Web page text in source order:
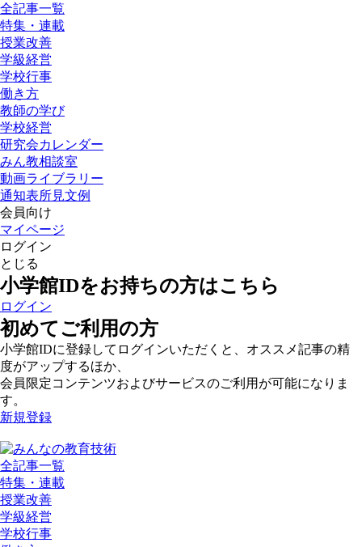
全記事一覧
特集・連載
授業改善
学級経営
学校行事
働き方
教師の学び
学校経営
研究会カレンダー
みん教相談室
動画ライブラリー
通知表所見文例
会員向け
マイページ
ログイン
とじる
小学館IDをお持ちの方はこちら
ログイン
初めてご利用の方
小学館IDに登録してログインいただくと、オススメ記事の精
度がアップするほか、
会員限定コンテンツおよびサービスのご利用が可能になりま
す。
新規登録
全記事一覧
特集・連載
授業改善
学級経営
学校行事